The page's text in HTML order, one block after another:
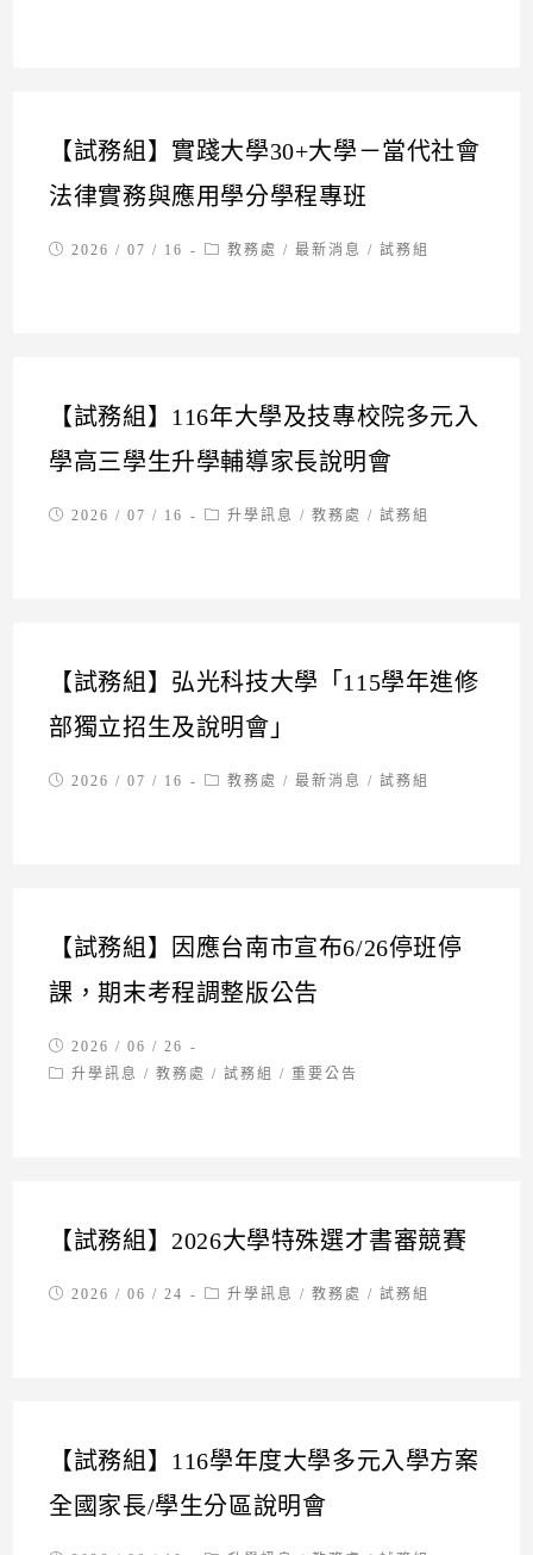
【試務組】實踐大學30+大學－當代社會
法律實務與應用學分學程專班
Post2026 / 07 / 16
Post教務處 / 最新消息 / 試務組
【試務組】116年大學及技專校院多元入
學高三學生升學輔導家長說明會
Post2026 / 07 / 16
Post升學訊息 / 教務處 / 試務組
【試務組】弘光科技大學「115學年進修
部獨立招生及說明會」
Post2026 / 07 / 16
Post教務處 / 最新消息 / 試務組
【試務組】因應台南市宣布6/26停班停
課，期末考程調整版公告
Post
published:
2026 / 06 / 26
Post升學訊息 / 教務處 / 試務組 / 重要公告
【試務組】2026大學特殊選才書審競賽
Post2026 / 06 / 24
Post升學訊息 / 教務處 / 試務組
【試務組】116學年度大學多元入學方案
全國家長/學生分區說明會